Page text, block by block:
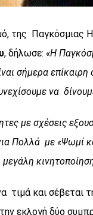
της Παγκόσμιας
, δήλωσε: «Η
σήμερα
να
με σχέσεις
Πολλά με «Ψωμί
τιμά και σέβεται
εκλογή δύο